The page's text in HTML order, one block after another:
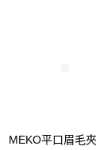
MEKO平口眉毛夾